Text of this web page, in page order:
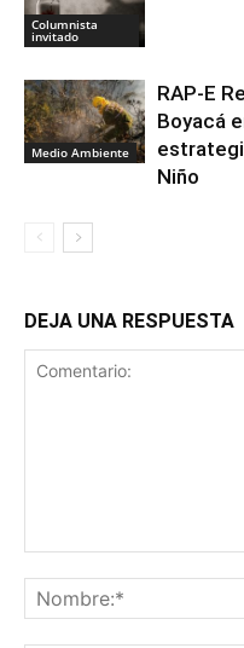
Columnista
invitado
Medio Ambiente
RAP-E
Boyacá
Niño
DEJA UNA RESPUESTA